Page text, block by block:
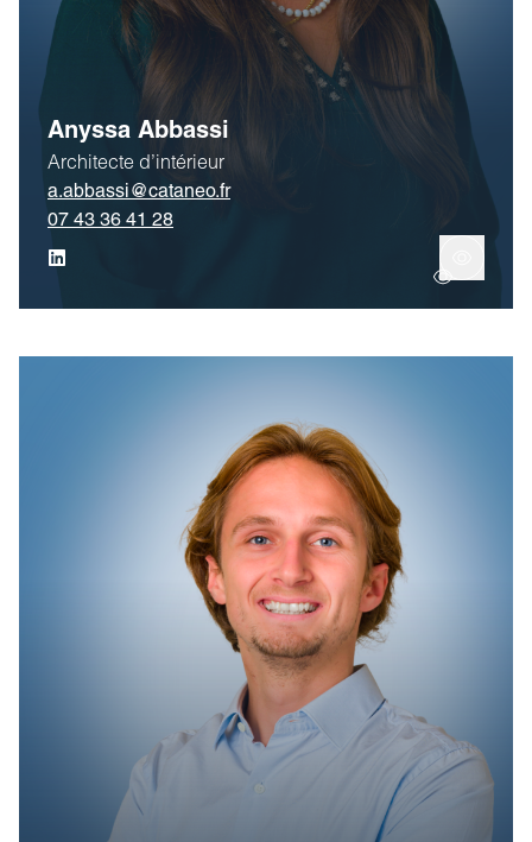
Anyssa Abbassi
Architecte d’intérieur
a.abbassi@cataneo.fr
07 43 36 41 28